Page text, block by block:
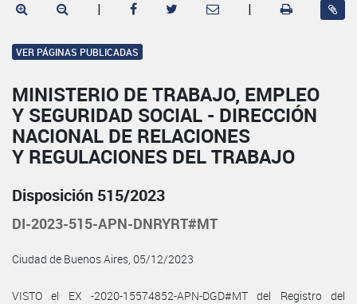
| |
VER PÁGINAS PUBLICADAS
MINISTERIO DE TRABAJO, EMPLEO
Y SEGURIDAD SOCIAL - DIRECCIÓN
NACIONAL DE RELACIONES
Y REGULACIONES DEL TRABAJO
Disposición 515/2023
DI-2023-515-APN-DNRYRT#MT
Ciudad de Buenos Aires, 05/12/2023
VISTO el EX -2020-15574852-APN-DGD#MT del Registro del